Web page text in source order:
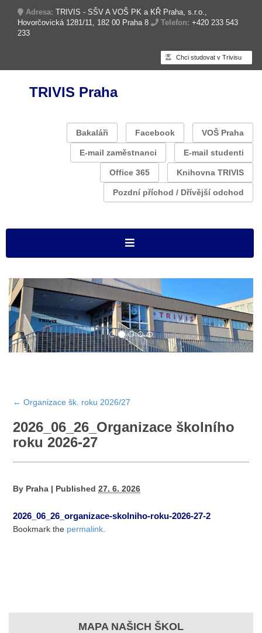
Adresa: TRIVIS - SŠV A VOŠ PK a KŘ Praha, s.r.o.,
Hovorčovická 1281/11, 182 00 Praha 8
Telefon: +420 233 543
233
Chci studovat v Trivisu
TRIVIS Praha
Bakaláři Facebook VOŠ Praha
E-mail zaměstnanci E-mail studenti
Office 365 Knihovna TRIVIS
Pozdní příchod / Dřívější odchod
← Organizace šk. roku 2026/27
2026_06_26_Organizace školního
roku 2026-27
By Praha | Published 27. 6. 2026
2026_06_26_organizace-skolniho-roku-2026-27-2
Bookmark the permalink
MAPA NAŠICH ŠKOL